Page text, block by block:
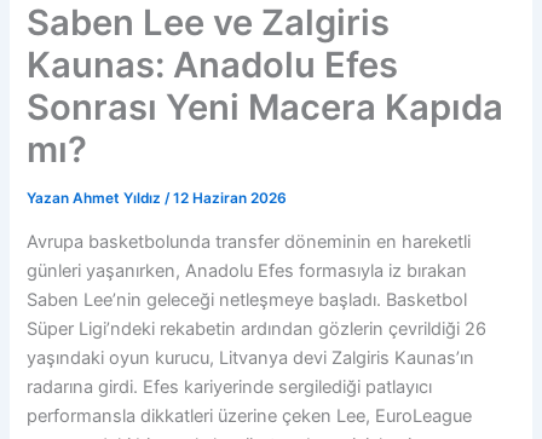
Saben Lee ve Zalgiris
Kaunas: Anadolu Efes
Sonrası Yeni Macera Kapıda
mı?
Yazan Ahmet Yıldız/12 Haziran 2026
Avrupa basketbolunda transfer döneminin en hareketli
günleri yaşanırken, Anadolu Efes formasıyla iz bırakan
Saben Lee’nin geleceği netleşmeye başladı. Basketbol
Süper Ligi’ndeki rekabetin ardından gözlerin çevrildiği 26
yaşındaki oyun kurucu, Litvanya devi Zalgiris Kaunas’ın
radarına girdi. Efes kariyerinde sergilediği patlayıcı
performansla dikkatleri üzerine çeken Lee, EuroLeague